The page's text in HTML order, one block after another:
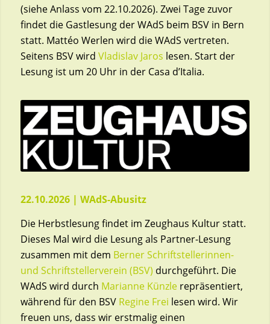
(siehe Anlass vom 22.10.2026). Zwei Tage zuvor
findet die Gastlesung der WAdS beim BSV in Bern
statt. Mattéo Werlen wird die WAdS vertreten.
Seitens BSV wird Vladislav Jaros lesen. Start der
Lesung ist um 20 Uhr in der Casa d’Italia.
22.10.2026 | WAdS-Abusitz
Die Herbstlesung findet im Zeughaus Kultur statt.
Dieses Mal wird die Lesung als Partner-Lesung
zusammen mit dem Berner Schriftstellerinnen-
und Schriftstellerverein (BSV) durchgeführt. Die
WAdS wird durch Marianne Künzlerepräsentiert,
während für den BSV Regine Frei lesen wird. Wir
freuen uns, dass wir erstmalig einen